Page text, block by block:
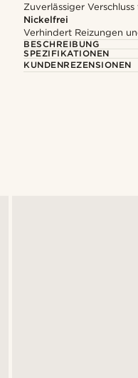
Zuverlässiger
Nickelfrei
Verhindert Reizungen
BESCHREIBUNG
SPEZIFIKATIONEN
KUNDENREZENSIONEN